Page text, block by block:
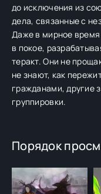
до исключения из
дела, связанные с
Даже в мирное
в покое,
теракт. Они не
не знают, как
гражданами, другие
группировки.
Порядок